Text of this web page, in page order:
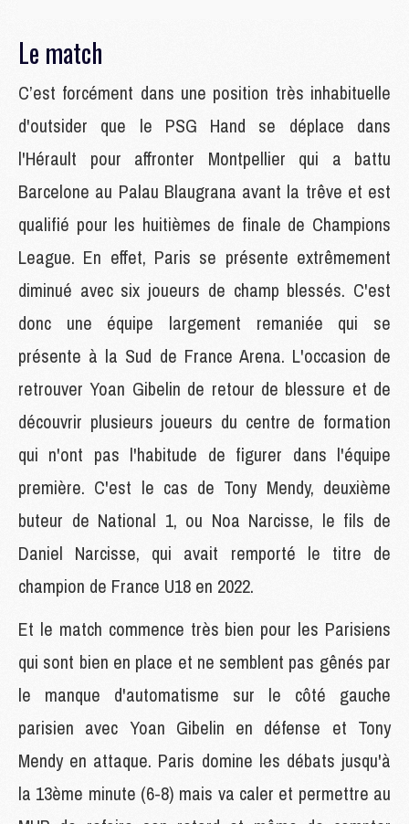
Le match
C’est forcément dans une position très inhabituelle
d'outsider que le PSG Hand se déplace dans
l'Hérault pour affronter Montpellier qui a battu
Barcelone au Palau Blaugrana avant la trêve et est
qualifié pour les huitièmes de finale de Champions
League. En effet, Paris se présente extrêmement
diminué avec six joueurs de champ blessés. C'est
donc une équipe largement remaniée qui se
présente à la Sud de France Arena. L'occasion de
retrouver Yoan Gibelin de retour de blessure et de
découvrir plusieurs joueurs du centre de formation
qui n'ont pas l'habitude de figurer dans l'équipe
première. C'est le cas de Tony Mendy, deuxième
buteur de National 1, ou Noa Narcisse, le fils de
Daniel Narcisse, qui avait remporté le titre de
champion de France U18 en 2022.
Et le match commence très bien pour les Parisiens
qui sont bien en place et ne semblent pas gênés par
le manque d'automatisme sur le côté gauche
parisien avec Yoan Gibelin en défense et Tony
Mendy en attaque. Paris domine les débats jusqu'à
la 13ème minute (6-8) mais va caler et permettre au